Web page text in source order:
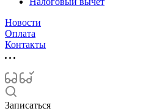
Новости
Оплата
Контакты
Записаться